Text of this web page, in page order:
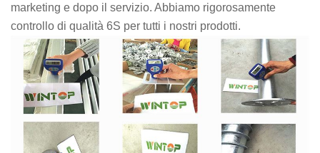
marketing e dopo il servizio. Abbiamo rigorosamente
controllo di qualità 6S per tutti i nostri prodotti.